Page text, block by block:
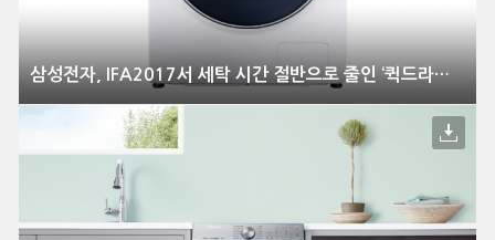
삼성전자, IFA2017서 세탁 시간 절반으로 줄인 ‘퀵드라이브’ 공개